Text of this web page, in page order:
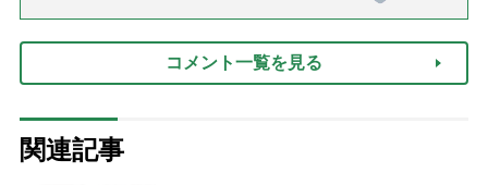
コメント一覧を見る
関連記事